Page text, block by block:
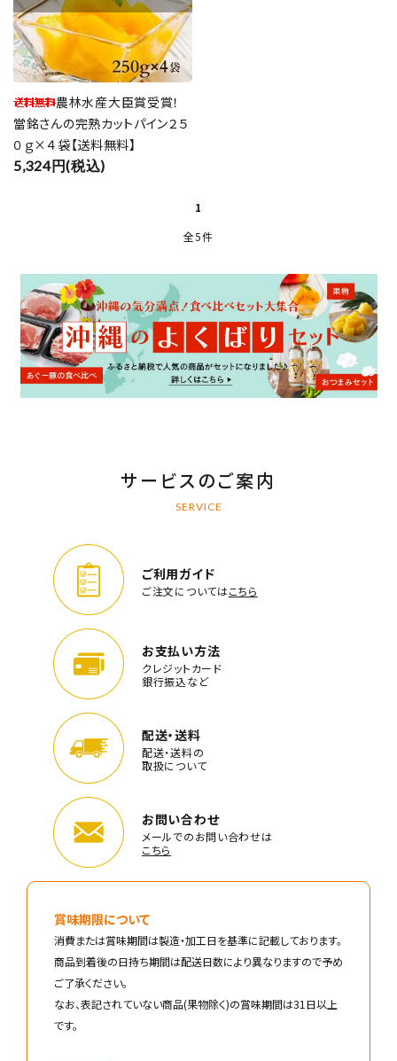
農林水産大臣賞受賞！
當銘さんの完熟カットパイン２５
０ｇ×４袋【送料無料】
5,324円(税込)
1
全5件
キーワード
検索する
サービスのご案内
SERVICE
ご利用ガイド
ご注文についてはこちら
お支払い方法
クレジットカード
銀行振込など
配送・送料
配送・送料の
取扱について
お問い合わせ
メールでのお問い合わせは
こちら
賞味期限について
消費または賞味期間は製造・加工日を基準に記載しております。
商品到着後の日持ち期間は配送日数により異なりますので予め
ご了承ください。
なお、表記されていない商品(果物除く)の賞味期間は31日以上
です。